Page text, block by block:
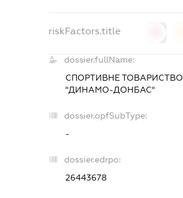
riskFactors.title
dossier.fullName:
СПОРТИВНЕ ТОВАРИСТВО
"ДИНАМО-ДОНБАС"
dossier.opfSubType:
-
dossier.edrpo:
26443678